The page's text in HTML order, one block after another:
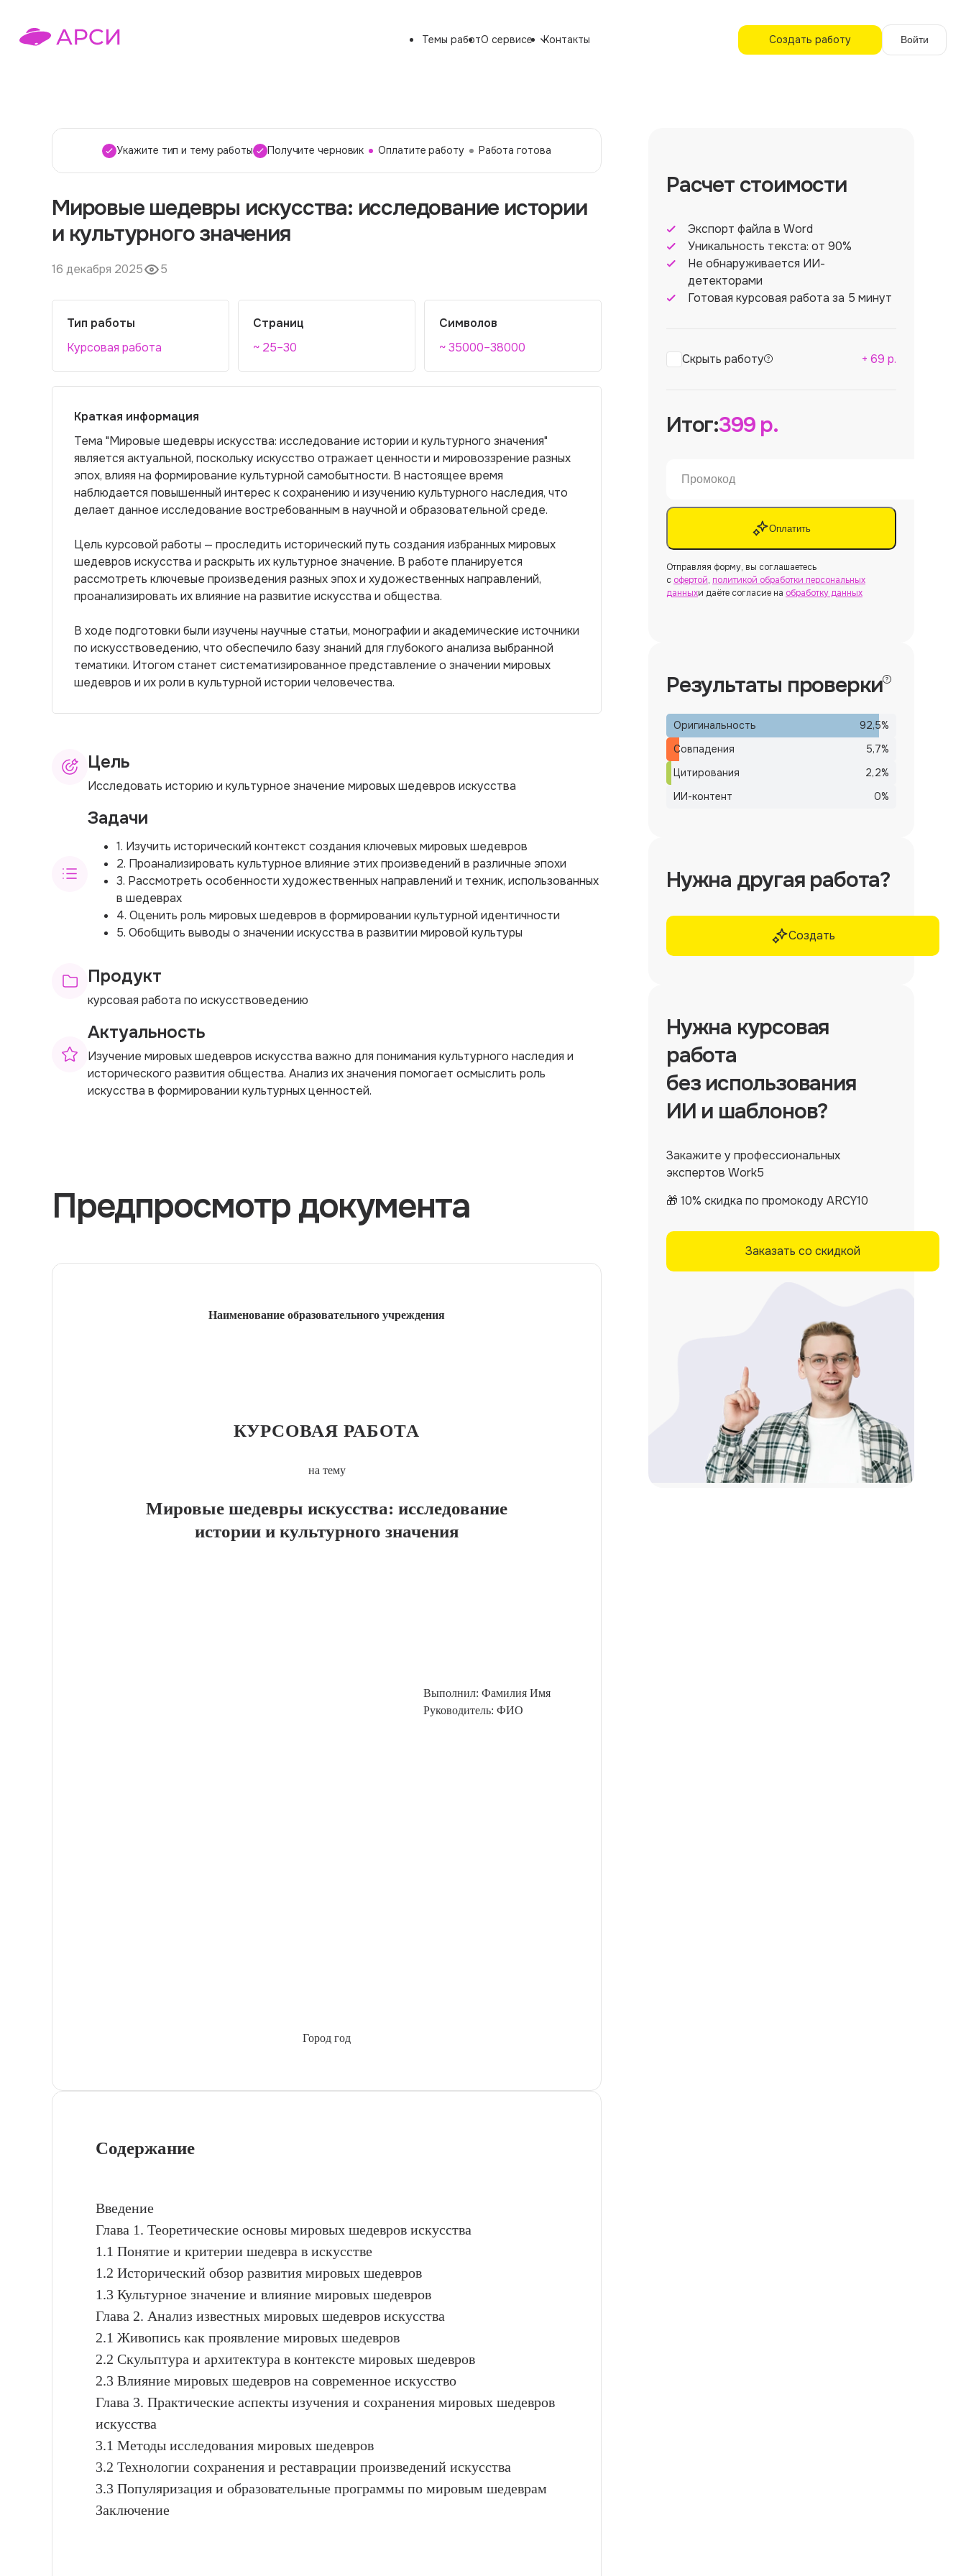
Темы работО сервисе Контакты Создать работу Войти
Укажите тип и тему работы Получите черновик Оплатите работу Работа готова
Мировые шедевры искусства: исследование истории
и культурного значения
16 декабря 2025 5
Тип работы
Курсовая работа
Страниц
~ 25–30
Символов
~ 35000–38000
Краткая информация
Тема "Мировые шедевры искусства: исследование истории и культурного значения"
является актуальной, поскольку искусство отражает ценности и мировоззрение разных
эпох, влияя на формирование культурной самобытности. В настоящее время
наблюдается повышенный интерес к сохранению и изучению культурного наследия, что
делает данное исследование востребованным в научной и образовательной среде.
Цель курсовой работы — проследить исторический путь создания избранных мировых
шедевров искусства и раскрыть их культурное значение. В работе планируется
рассмотреть ключевые произведения разных эпох и художественных направлений,
проанализировать их влияние на развитие искусства и общества.
В ходе подготовки были изучены научные статьи, монографии и академические источники
по искусствоведению, что обеспечило базу знаний для глубокого анализа выбранной
тематики. Итогом станет систематизированное представление о значении мировых
шедевров и их роли в культурной истории человечества.
Цель
Исследовать историю и культурное значение мировых шедевров искусства
Задачи
1. Изучить исторический контекст создания ключевых мировых шедевров
2. Проанализировать культурное влияние этих произведений в различные эпохи
3. Рассмотреть особенности художественных направлений и техник, использованных
в шедеврах
4. Оценить роль мировых шедевров в формировании культурной идентичности
5. Обобщить выводы о значении искусства в развитии мировой культуры
Продукт
курсовая работа по искусствоведению
Актуальность
Изучение мировых шедевров искусства важно для понимания культурного наследия и
исторического развития общества. Анализ их значения помогает осмыслить роль
искусства в формировании культурных ценностей.
Предпросмотр документа
Наименование образовательного учреждения
КУРСОВАЯ РАБОТА
на тему
Мировые шедевры искусства: исследование
истории и культурного значения
Выполнил: Фамилия Имя
Руководитель: ФИО
Город год
Содержание
Введение
Глава 1. Теоретические основы мировых шедевров искусства
1.1 Понятие и критерии шедевра в искусстве
1.2 Исторический обзор развития мировых шедевров
1.3 Культурное значение и влияние мировых шедевров
Глава 2. Анализ известных мировых шедевров искусства
2.1 Живопись как проявление мировых шедевров
2.2 Скульптура и архитектура в контексте мировых шедевров
2.3 Влияние мировых шедевров на современное искусство
Глава 3. Практические аспекты изучения и сохранения мировых шедевров
искусства
3.1 Методы исследования мировых шедевров
3.2 Технологии сохранения и реставрации произведений искусства
3.3 Популяризация и образовательные программы по мировым шедеврам
Заключение
Расчет стоимости
Экспорт файла в Word
Уникальность текста: от 90%
Не обнаруживается ИИ-
детекторами
Готовая курсовая работа за 5 минут
Скрыть работу + 69 р.
Итог:399р.
Оплатить
Отправляя форму, вы соглашаетесь
с офертой, политикой обработки персональных
данныхи даёте согласие на обработку данных
Результаты проверки
Оригинальность 92,5%
Совпадения
5,7%
Цитирования
2,2%
ИИ-контент
0%
Нужна другая работа?
Создать
Нужна курсовая
работа
без использования
ИИ и шаблонов?
Закажите у профессиональных
экспертов Work5
🎁 10% скидка по промокоду ARCY10
Заказать со скидкой